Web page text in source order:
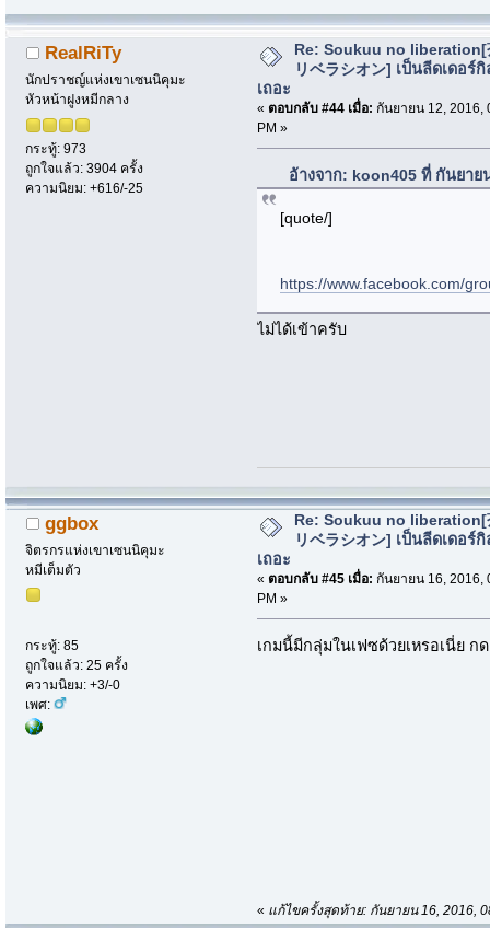
RealRiTy
นักปราชญ์แห่งเขาเซนนิคุมะ
หัวหน้าฝูงหมีกลาง
กระทู้: 973
ถูกใจแล้ว: 3904 ครั้ง
ความนิยม: +616/-25
Re: Soukuu no liberation[
リベラシオン] เป็นลีดเดอร์
เถอะ
« ตอบกลับ #44 เมื่อ: กันยายน 12, 2016,
PM »
อ้างจาก: koon405 ที่ กันยาย
[quote/]
https://www.facebook.com/
ไม่ได้เข้าครับ
ggbox
จิตรกรแห่งเขาเซนนิคุมะ
หมีเต็มตัว
กระทู้: 85
ถูกใจแล้ว: 25 ครั้ง
ความนิยม: +3/-0
เพศ:
Re: Soukuu no liberation[
リベラシオン] เป็นลีดเดอร์
เถอะ
« ตอบกลับ #45 เมื่อ: กันยายน 16, 2016,
PM »
เกมนี้มีกลุ่มในเฟซด้วยเหรอเนี่ย ก
« แก้ไขครั้งสุดท้าย: กันยายน 16, 2016,